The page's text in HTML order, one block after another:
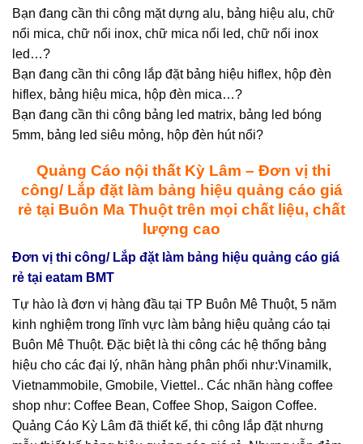
Bạn đang cần thi công mặt dựng alu, bảng hiệu alu, chữ
nổi mica, chữ nổi inox, chữ mica nổi led, chữ nổi inox
led…?
Bạn đang cần thi công lắp đặt bảng hiệu hiflex, hộp đèn
hiflex, bảng hiệu mica, hộp đèn mica…?
Bạn đang cần thi công bảng led matrix, bảng led bóng
5mm, bảng led siêu mỏng, hộp đèn hút nổi?
Quảng Cáo nội thất Kỳ Lâm – Đơn vị thi
công/ Lắp đặt làm bảng hiệu quảng cáo giá
rẻ tại Buôn Ma Thuột trên mọi chất liệu, chất
lượng cao
Đơn vị thi công/ Lắp đặt làm bảng hiệu quảng cáo giá
rẻ tại eatam BMT
Tự hào là đơn vị hàng đầu tại TP Buôn Mê Thuột, 5 năm
kinh nghiệm trong lĩnh vực làm bảng hiệu quảng cáo tại
Buôn Mê Thuột. Đặc biệt là thi công các hệ thống bảng
hiệu cho các đại lý, nhãn hàng phân phối như:Vinamilk,
Vietnammobile, Gmobile, Viettel.. Các nhãn hàng coffee
shop như: Coffee Bean, Coffee Shop, Saigon Coffee.
Quảng Cáo Kỳ Lâm đã thiết kế, thi công lắp đặt nhưng